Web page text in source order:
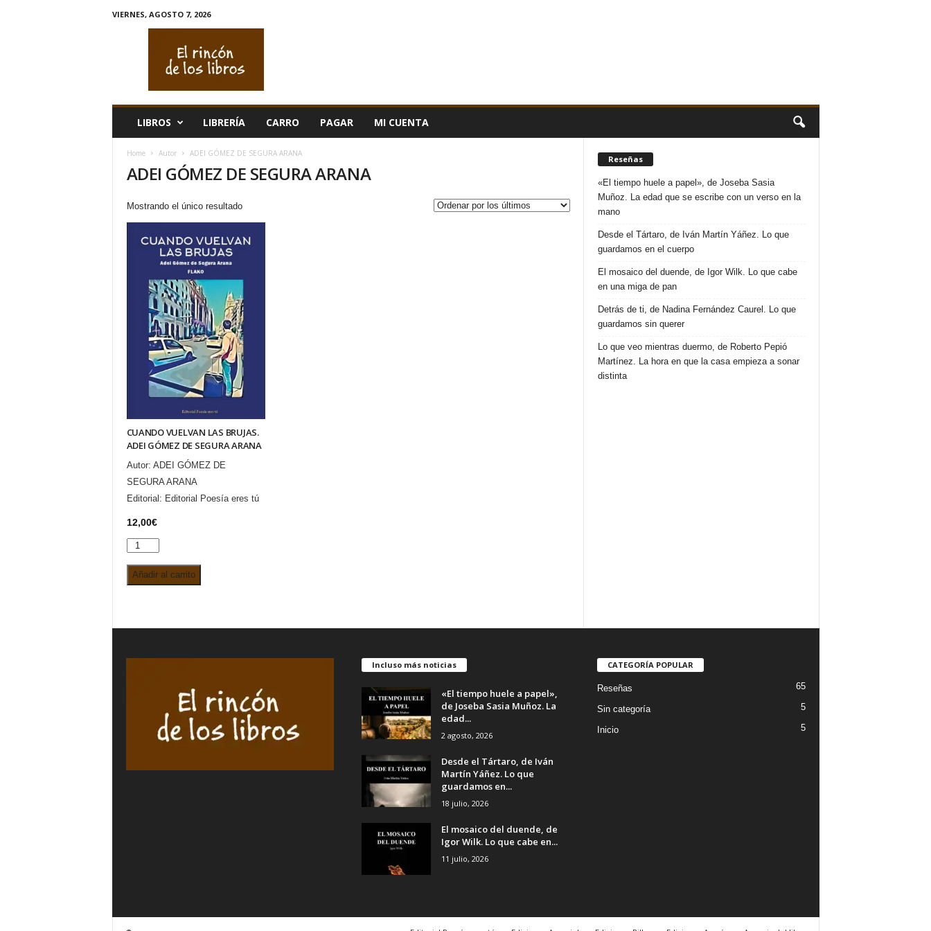
VIERNES, AGOSTO 7, 2026
LIBROS LIBRERÍA CARRO PAGAR MI CUENTA
Home Autor ADEI GÓMEZ DE SEGURA ARANA
ADEI GÓMEZ DE SEGURA ARANA
Mostrando el único resultado
CUANDO VUELVAN LAS BRUJAS.
ADEI GÓMEZ DE SEGURA ARANA
Autor: ADEI GÓMEZ DE
SEGURA ARANA
Editorial: Editorial Poesía eres tú
12,00€
CUANDO
LAS
GÓMEZ
SEGURA
Añadir al carrito
Reseñas
«El tiempo huele a papel», de Joseba Sasia
Muñoz. La edad que se escribe con un verso en la
mano
Desde el Tártaro, de Iván Martín Yáñez. Lo que
guardamos en el cuerpo
El mosaico del duende, de Igor Wilk. Lo que cabe
en una miga de pan
Detrás de ti, de Nadina Fernández Caurel. Lo que
guardamos sin querer
Lo que veo mientras duermo, de Roberto Pepió
Martínez. La hora en que la casa empieza a sonar
distinta
Incluso más noticias
«El tiempo huele a papel»,
de Joseba Sasia Muñoz. La
edad...
2 agosto, 2026
Desde el Tártaro, de Iván
Martín Yáñez. Lo que
guardamos en...
18 julio, 2026
El mosaico del duende, de
Igor Wilk. Lo que cabe en...
11 julio, 2026
CATEGORÍA POPULAR
Reseñas 65
Sin categoría 5
Inicio 5